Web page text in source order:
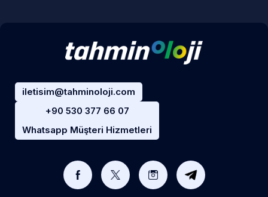
iletisim@tahminoloji.com
+90 530 377 66 07
Whatsapp Müşteri Hizmetleri